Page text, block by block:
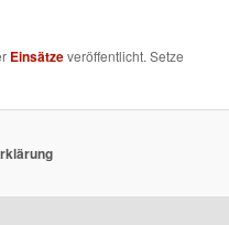
Einsätzeveröffentlicht. Setze